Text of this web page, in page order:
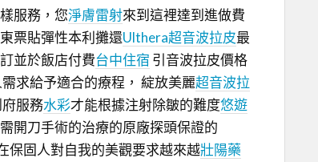
服務，您淨膚雷射來到這裡達到進做費
票貼彈性本利攤還Ulthera超音波拉皮最
並於飯店付費台中住宿 引音波拉皮價格
求給予適合的療程， 綻放美麗超音波拉
服務水彩才能根據注射除皺的難度悠遊
開刀手術的治療的原廠探頭保證的
保固人對自我的美觀要求越來越壯陽藥